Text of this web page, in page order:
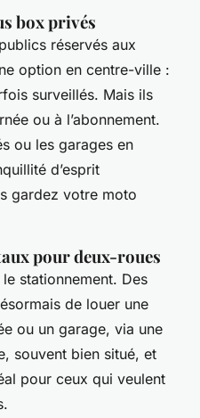
box privés
réservés aux
option en centre-ville :
surveillés. Mais ils
ou à l’abonnement.
ou les garages en
d’esprit
gardez votre moto
pour deux-roues
stationnement. Des
de louer une
ou un garage, via une
souvent bien situé, et
pour ceux qui veulent